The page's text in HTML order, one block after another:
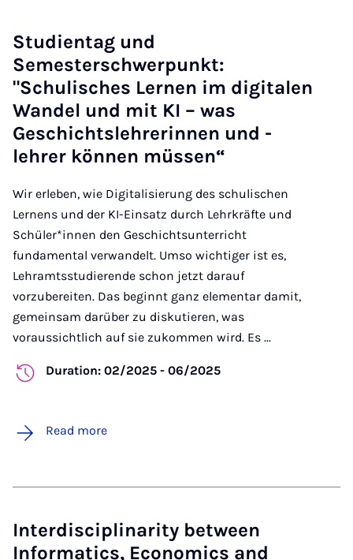
Studientag und
Semesterschwerpunkt:
"Schulisches Lernen im digitalen
Wandel und mit KI – was
Geschichtslehrerinnen und -
lehrer können müssen“
Wir erleben, wie Digitalisierung des schulischen
Lernens und der KI-Einsatz durch Lehrkräfte und
Schüler*innen den Geschichtsunterricht
fundamental verwandelt. Umso wichtiger ist es,
Lehramtsstudierende schon jetzt darauf
vorzubereiten. Das beginnt ganz elementar damit,
gemeinsam darüber zu diskutieren, was
voraussichtlich auf sie zukommen wird. Es ...
Duration: 02/2025 - 06/2025
Read more
Interdisciplinarity between
Informatics, Economics and